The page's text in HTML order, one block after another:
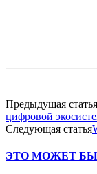
Предыдущая статья
цифровой
Следующая статья
ЭТО МОЖЕТ